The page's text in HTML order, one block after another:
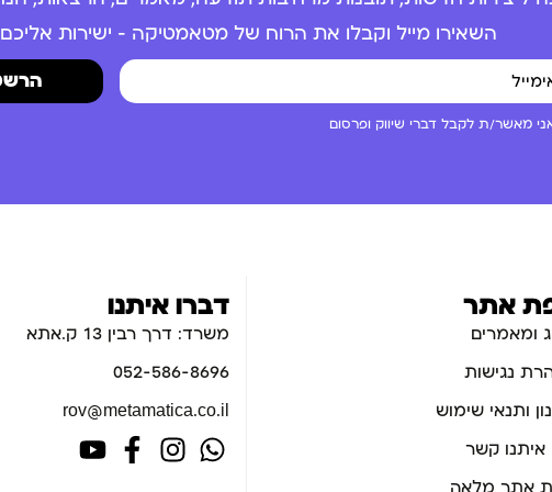
השאירו מייל וקבלו את הרוח של מטאמטיקה – ישירות
מאשר/ת לקבל דברי שיווק ופרסום
אתר
ומאמרים
נגישות
ותנאי שימוש
איתנו קשר
אתר מלאה
דברו איתנו
משרד: דרך רבין 13 ק.אתא
052-586-8696
rov@metamatica.co.il